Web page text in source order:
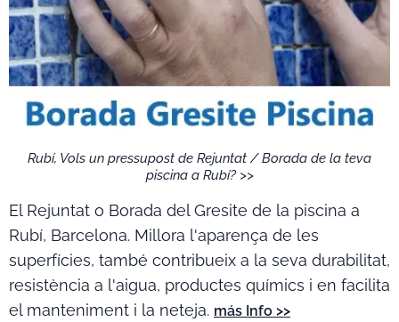
Rubí, Vols un pressupost de Rejuntat / Borada de la teva
piscina a Rubí? >>
El Rejuntat o Borada del Gresite de la piscina a
Rubí, Barcelona. ​​Millora l'aparença de les
superfícies, també contribueix a la seva durabilitat,
resistència a l'aigua, productes químics i en facilita
el manteniment i la neteja. más Info >>